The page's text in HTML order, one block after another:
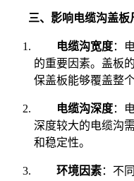
三、影响电缆沟盖板
电缆沟宽度：
的重要因素。盖板
保盖板能够覆盖整
电缆沟深度：
深度较大的电缆沟
和稳定性。
环境因素：不